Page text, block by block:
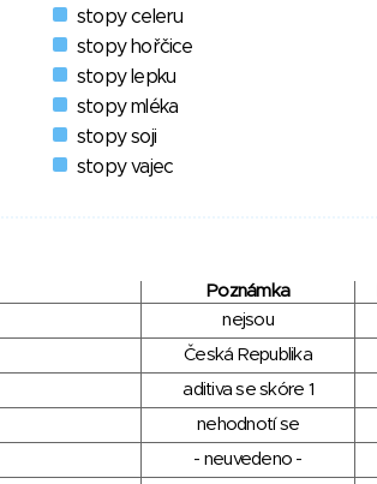
stopy celeru
stopy hořčice
stopy lepku
stopy mléka
stopy soji
stopy vajec
Poznámka
nejsou
Česká Republika
aditiva se skóre 1
nehodnotí se
- neuvedeno -